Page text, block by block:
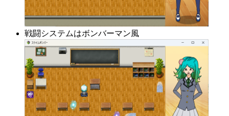
戦闘システムはボンバーマン風